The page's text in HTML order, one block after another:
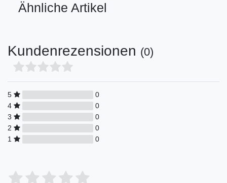
Ähnliche Artikel
Kundenrezensionen (0)
5
0
4
0
3
0
2
0
1
0